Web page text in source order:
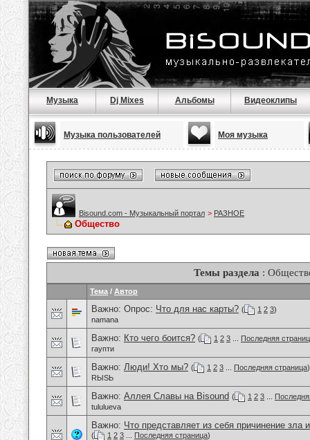
Музыка Dj Mixes Альбомы Видеоклипы
Музыка пользователей Моя музыка
Bisound.com - Музыкальный портал > РАЗНОЕ
Общество
Темы раздела :
Тема / Автор
Важно: Опрос: Что для нас карты? ( 1 2 3)
namana
Важно: Кто чего боится? ( 1 2 3
Последняя
гаупти
Важно: Люди! Хто мы? ( 1 2 3 Последняя страница)
RЫSЬ
Важно: Аллея Славы на Bisound ( 1 2 3
tululueva
Важно: Что представляет из себя причинение зла
( 1 2 3 Последняя страница)